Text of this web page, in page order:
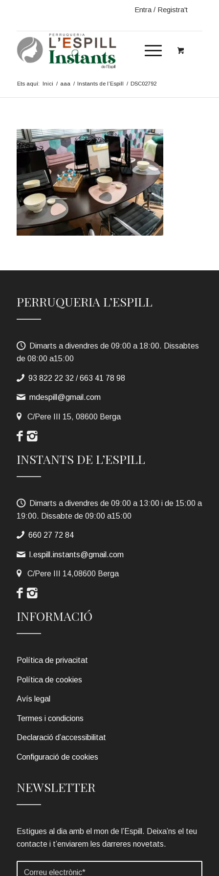
Entra / Registra't
Ets aquí: Inici / aaa / Instants de l’Espill / DSC02792
PERRUQUERIA L’ESPILL
Dimarts a divendres de 09:00 a 18:00. Dissabtes
de 08:00 a15:00
93 822 22 32 /663 41 78 98
mdespill@gmail.com
C/Pere III 15, 08600 Berga
INSTANTS DE L’ESPILL
Dimarts a divendres de 09:00 a 13:00 i de 15:00 a
19:00. Dissabte de 09:00 a15:00
660 27 72 84
l.espill.instants@gmail.com
C/Pere III 14,08600 Berga
INFORMACIÓ
Política de privacitat
Política de cookies
Avís legal
Termes i condicions
Declaració d’accessibilitat
Configuració de cookies
NEWSLETTER
Estigues al dia amb el mon de l’Espill. Deixa’ns el teu
contacte i t’enviarem les darreres novetats.